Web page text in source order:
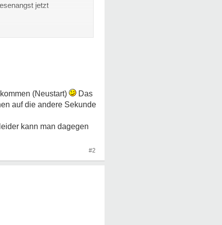
jetzt
(Neustart)
Das
auf die andere Sekunde
kann man dagegen
#2